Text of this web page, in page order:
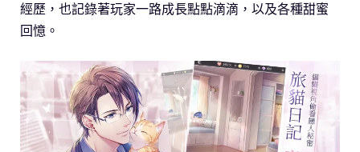
經歷，也記錄著玩家一路成長點點滴滴，以及各種甜蜜
回憶。